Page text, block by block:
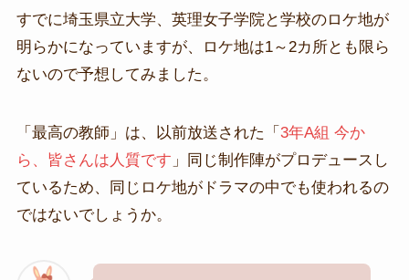
すでに埼玉県立大学、英理女子学院と学校のロケ地が
明らかになっていますが、ロケ地は1～2カ所とも限ら
ないので予想してみました。
「最高の教師」は、以前放送された「 3年A組 今か
ら、皆さんは人質です 」同じ制作陣がプロデュースし
ているため、同じロケ地がドラマの中でも使われるの
ではないでしょうか。